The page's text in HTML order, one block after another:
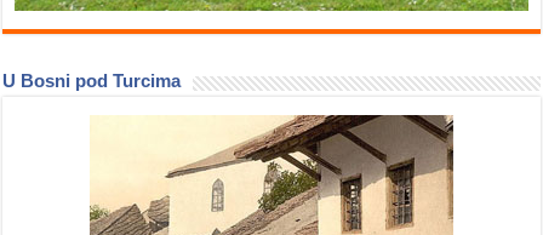
U Bosni pod Turcima